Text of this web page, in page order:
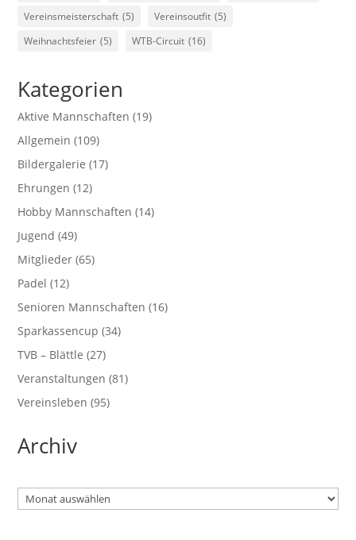
Vereinsmeisterschaft (5) Vereinsoutfit (5)
Weihnachtsfeier (5) WTB-Circuit (16)
Kategorien
Aktive Mannschaften (19)
Allgemein (109)
Bildergalerie (17)
Ehrungen (12)
Hobby Mannschaften (14)
Jugend (49)
Mitglieder (65)
Padel (12)
Senioren Mannschaften (16)
Sparkassencup (34)
TVB – Blättle (27)
Veranstaltungen (81)
Vereinsleben (95)
Archiv
Archiv